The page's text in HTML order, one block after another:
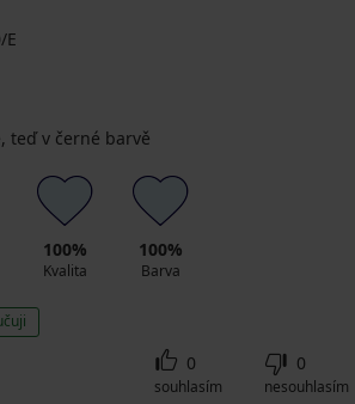
E
teď v černé barvě
100%
Kvalita
100%
Barva
0
souhlasím
0
nesouhlasím